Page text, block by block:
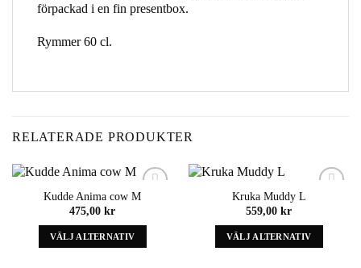
förpackad i en fin presentbox.
Rymmer 60 cl.
RELATERADE PRODUKTER
Add to
Kudde Anima cow M
475,00 kr
VÄLJ ALTERNATIV
Kruka Muddy L
559,00 kr
VÄLJ ALTERNATIV